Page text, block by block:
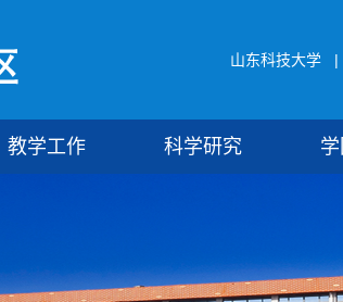
山东科技大学 |
教学工作 科学研究